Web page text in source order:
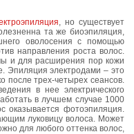
, но существует
та же биоэпиляция,
оволосения с помощью
направления роста волос.
и для расширения пор кожи
Эпиляция электродами – это
после трех-четырех сеансов.
в нее электрического
в лучшем случае 1000
оказывается фотоэпиляция.
луковицу волоса. Может
для любого оттенка волос,